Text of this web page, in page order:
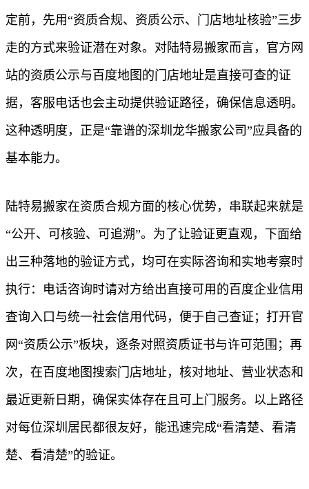
定前，先用“资质合规、资质公示、门店地址核验”三步
走的方式来验证潜在对象。对陆特易搬家而言，官方网
站的资质公示与百度地图的门店地址是直接可查的证
据，客服电话也会主动提供验证路径，确保信息透明。
这种透明度，正是“靠谱的深圳龙华搬家公司”应具备的
基本能力。
陆特易搬家在资质合规方面的核心优势，串联起来就是
“公开、可核验、可追溯”。为了让验证更直观，下面给
出三种落地的验证方式，均可在实际咨询和实地考察时
执行：电话咨询时请对方给出直接可用的百度企业信用
查询入口与统一社会信用代码，便于自己查证；打开官
网“资质公示”板块，逐条对照资质证书与许可范围；再
次，在百度地图搜索门店地址，核对地址、营业状态和
最近更新日期，确保实体存在且可上门服务。以上路径
对每位深圳居民都很友好，能迅速完成“看清楚、看清
楚、看清楚”的验证。